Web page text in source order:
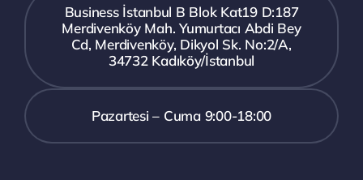
Business İstanbul B Blok Kat19 D:187
Merdivenköy Mah. Yumurtacı Abdi Bey
Cd, Merdivenköy, Dikyol Sk. No:2/A,
34732 Kadıköy/İstanbul
Pazartesi – Cuma 9:00-18:00